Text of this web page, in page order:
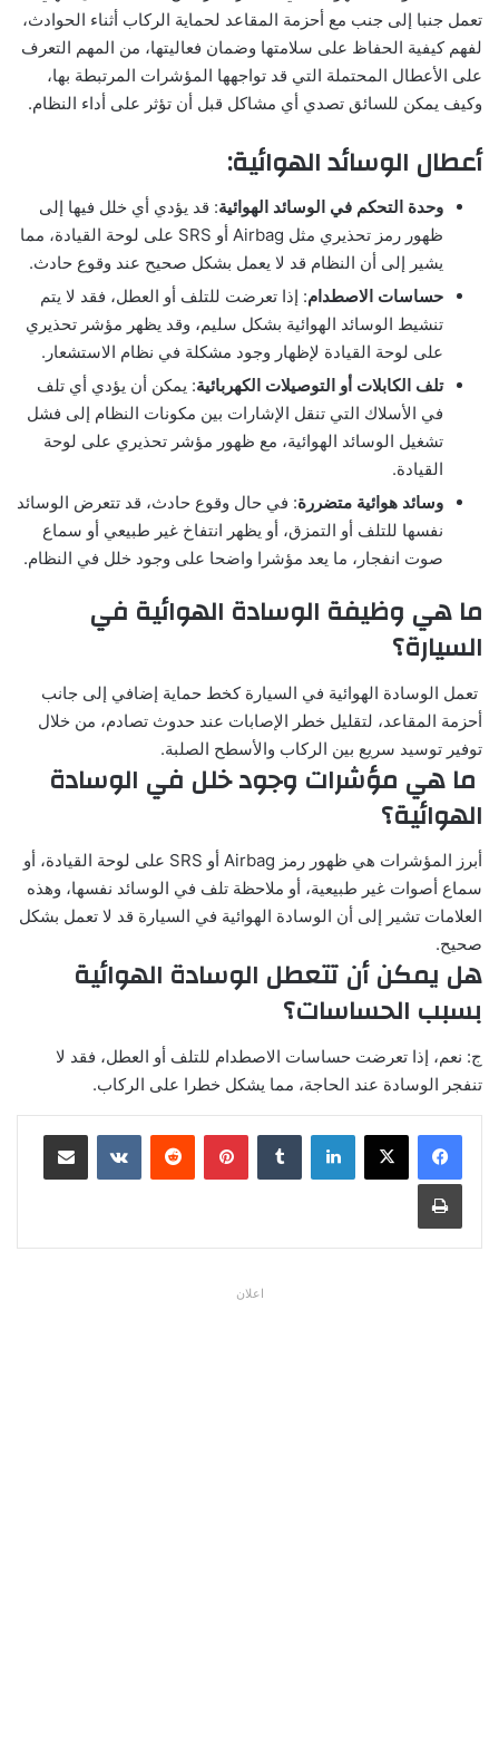
تعمل جنبا إلى جنب مع أحزمة المقاعد لحماية الركاب أثناء الحوادث،
لفهم كيفية الحفاظ على سلامتها وضمان فعاليتها، من المهم التعرف
على الأعطال المحتملة التي قد تواجهها المؤشرات المرتبطة بها،
وكيف يمكن للسائق تصدي أي مشاكل قبل أن تؤثر على أداء النظام.
أعطال الوسائد الهوائية:
وحدة التحكم في الوسائد الهوائية: قد يؤدي أي خلل فيها إلى
ظهور رمز تحذيري مثل Airbag أو SRS على لوحة القيادة، مما
يشير إلى أن النظام قد لا يعمل بشكل صحيح عند وقوع حادث.
حساسات الاصطدام: إذا تعرضت للتلف أو العطل، فقد لا يتم
تنشيط الوسائد الهوائية بشكل سليم، وقد يظهر مؤشر تحذيري
على لوحة القيادة لإظهار وجود مشكلة في نظام الاستشعار.
تلف الكابلات أو التوصيلات الكهربائية: يمكن أن يؤدي أي تلف
في الأسلاك التي تنقل الإشارات بين مكونات النظام إلى فشل
تشغيل الوسائد الهوائية، مع ظهور مؤشر تحذيري على لوحة
القيادة.
وسائد هوائية متضررة: في حال وقوع حادث، قد تتعرض الوسائد
نفسها للتلف أو التمزق، أو يظهر انتفاخ غير طبيعي أو سماع
صوت انفجار، ما يعد مؤشرا واضحا على وجود خلل في النظام.
ما هي وظيفة الوسادة الهوائية في
السيارة؟
تعمل الوسادة الهوائية في السيارة كخط حماية إضافي إلى جانب
أحزمة المقاعد، لتقليل خطر الإصابات عند حدوث تصادم، من خلال
توفير توسيد سريع بين الركاب والأسطح الصلبة.
ما هي مؤشرات وجود خلل في الوسادة
الهوائية؟
أبرز المؤشرات هي ظهور رمز Airbag أو SRS على لوحة القيادة، أو
سماع أصوات غير طبيعية، أو ملاحظة تلف في الوسائد نفسها، وهذه
العلامات تشير إلى أن الوسادة الهوائية في السيارة قد لا تعمل بشكل
صحيح.
هل يمكن أن تتعطل الوسادة الهوائية
بسبب الحساسات؟
ج: نعم، إذا تعرضت حساسات الاصطدام للتلف أو العطل، فقد لا
تنفجر الوسادة عند الحاجة، مما يشكل خطرا على الركاب.
لينكدإن بينتيريست مشاركة عبر البريد
طباعة
اعلان